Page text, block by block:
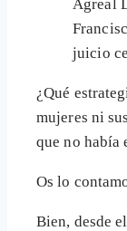
Agreal
juicio
¿Qué
mujeres ni
que no había
Os lo
Bien, desde